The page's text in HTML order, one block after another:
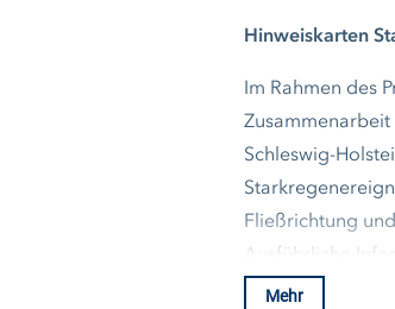
Hinweiskarten
Im Rahmen des
Schleswig-
Fließrichtung
Ausführliche
weiskarten
Mehr